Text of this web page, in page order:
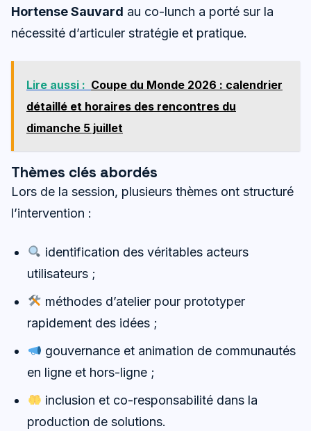
Hortense Sauvard au co-lunch a porté sur la
nécessité d’articuler stratégie et pratique.
Lire aussi : Coupe du Monde 2026 : calendrier
détaillé et horaires des rencontres du
dimanche 5 juillet
Thèmes clés abordés
Lors de la session, plusieurs thèmes ont structuré
l’intervention :
identification des véritables acteurs
utilisateurs ;
méthodes d’atelier pour prototyper
rapidement des idées ;
gouvernance et animation de communautés
en ligne et hors-ligne ;
inclusion et co-responsabilité dans la
production de solutions.